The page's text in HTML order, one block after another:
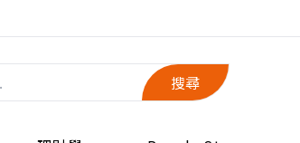
搜尋